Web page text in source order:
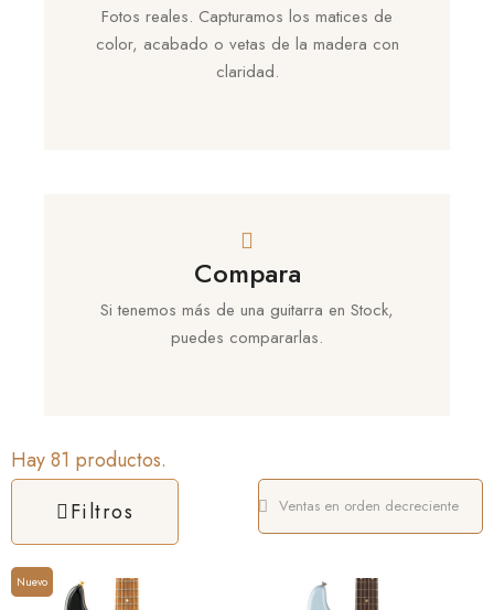
Fotos reales. Capturamos los matices de
color, acabado o vetas de la madera con
claridad.
Compara
Si tenemos más de una guitarra en Stock,
puedes compararlas.
Hay 81 productos.
Filtros
Nuevo